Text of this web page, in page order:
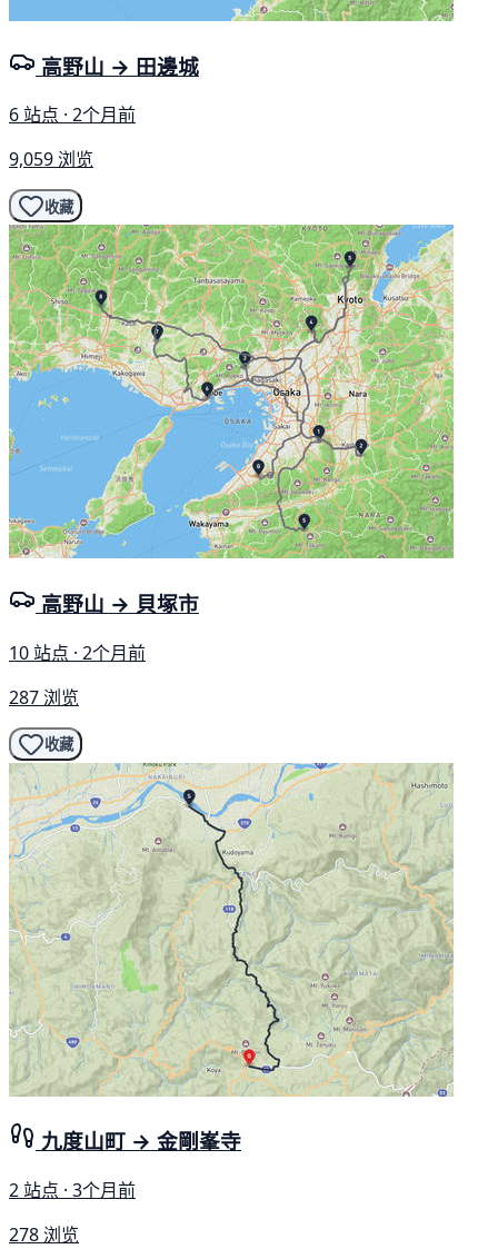
高野山 → 田邊城
6 站点 · 2个月前
9,059 浏览
收藏
高野山 → 貝塚市
10 站点 · 2个月前
287 浏览
收藏
九度山町 → 金剛峯寺
2 站点 · 3个月前
278 浏览